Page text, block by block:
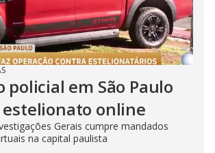
policial em São Paulo
online
Gerais cumpre mandados
na capital paulista